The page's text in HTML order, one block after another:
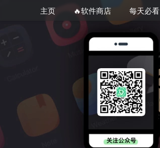
主页 🔥软件商店 每天必看